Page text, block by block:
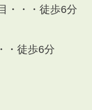
・・・徒歩6分
・徒歩6分